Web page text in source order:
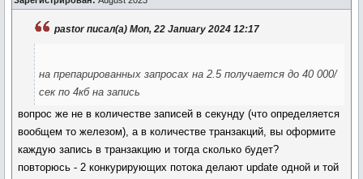
pastor писал(а) Mon, 22 January 2024 12:17
на препарированных запросах на 2.5 получается до 40 000/
сек по 4кб на запись
вопрос же не в количестве записей в секунду (что определяется
вообщем то железом), а в количестве транзакций, вы оформите
каждую запись в транзакцию и тогда сколько будет?
повторюсь - 2 конкурирующих потока делают update одной и той